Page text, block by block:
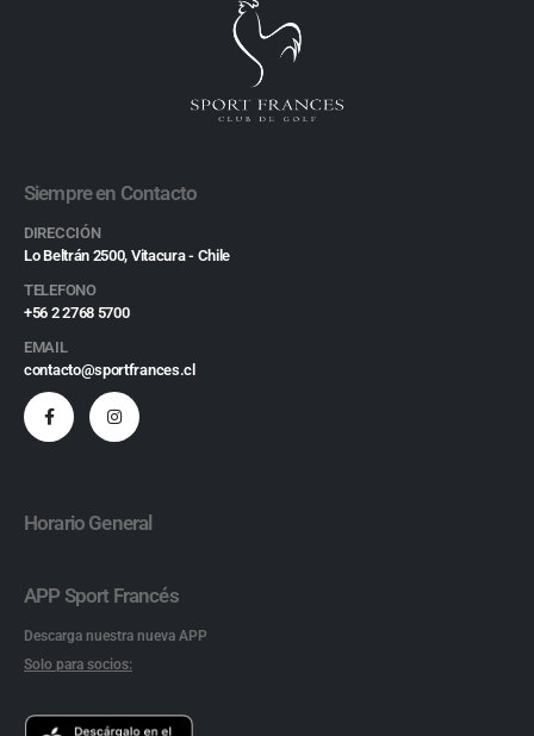
Siempre en Contacto
DIRECCIÓN
Lo Beltrán 2500, Vitacura - Chile
TELEFONO
+56 2 2768 5700
EMAIL
contacto@sportfrances.cl
Horario General
APP Sport Francés
Descarga nuestra nueva APP
Solo para socios: